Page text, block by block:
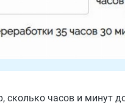
сколько часов и минут